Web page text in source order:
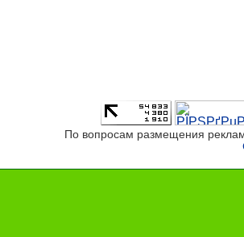
По вопросам размещения